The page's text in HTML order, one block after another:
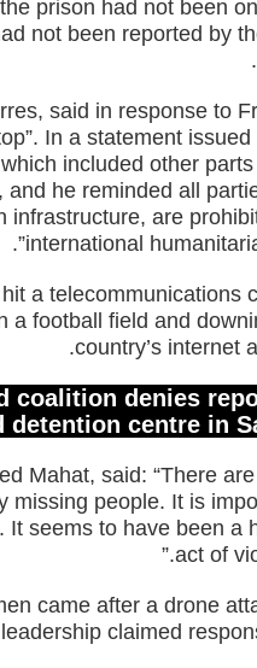
prison had not been
not been reported by
said in response to
In a statement
included other
he reminded all
infrastructure, are
international
a telecommunications
a football field and
country’s internet
coalition denies
detention centre in
Mahat, said: “There
missing people. It is
seems to have been a
act of
came after a drone
claimed